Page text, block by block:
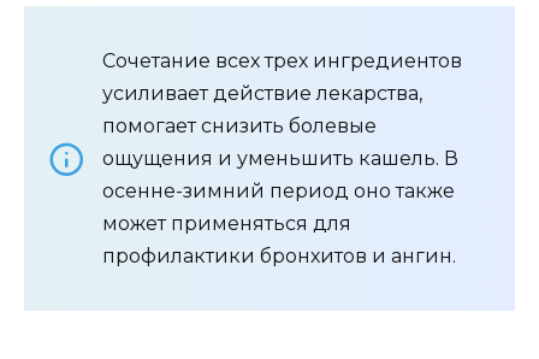
Сочетание всех трех ингредиентов
усиливает действие лекарства,
помогает снизить болевые
ощущения и уменьшить кашель. В
осенне-зимний период оно также
может применяться для
профилактики бронхитов и ангин.